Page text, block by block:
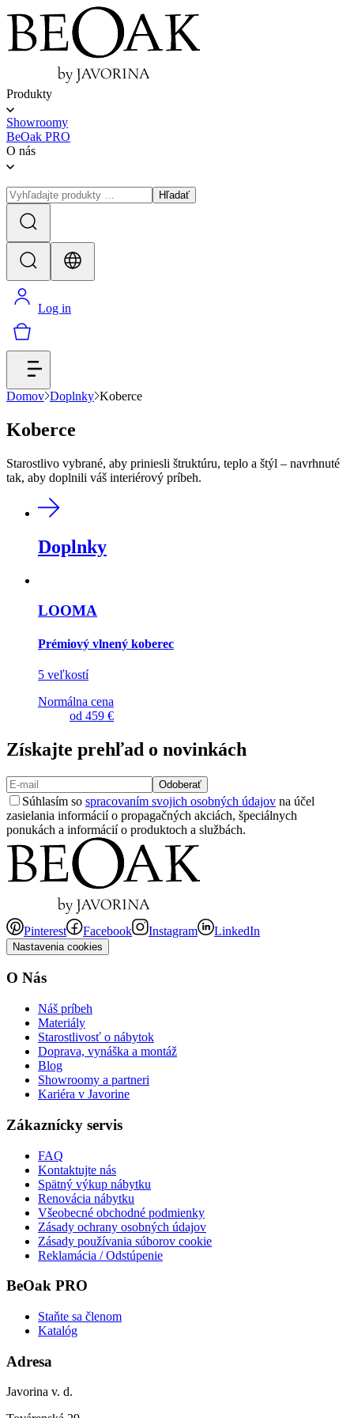
Produkty
Showroomy
BeOak PRO
O nás
Hľadať
Log in
Domov Doplnky Koberce
Koberce
Starostlivo vybrané, aby priniesli štruktúru, teplo a štýl – navrhnuté
tak, aby doplnili váš interiérový príbeh.
Doplnky
LOOMA
Prémiový vlnený koberec
5 veľkostí
Normálna cena
od 459 €
Získajte prehľad o novinkách
Odoberať
Súhlasím so spracovaním svojich osobných údajov na účel
zasielania informácií o propagačných akciách, špeciálnych
ponukách a informácií o produktoch a službách.
Pinterest Facebook Instagram LinkedIn
Nastavenia cookies
O Nás
Náš príbeh
Materiály
Starostlivosť o nábytok
Doprava, vynáška a montáž
Blog
Showroomy a partneri
Kariéra v Javorine
Zákaznícky servis
FAQ
Kontaktujte nás
Spätný výkup nábytku
Renovácia nábytku
Všeobecné obchodné podmienky
Zásady ochrany osobných údajov
Zásady používania súborov cookie
Reklamácia / Odstúpenie
BeOak PRO
Staňte sa členom
Katalóg
Adresa
Javorina v. d.